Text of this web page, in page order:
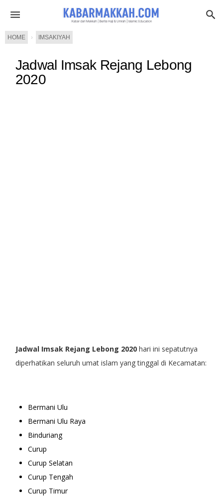
HOME › IMSAKIYAH
Jadwal Imsak Rejang Lebong
2020
Jadwal Imsak Rejang Lebong 2020hari ini sepatutnya
diperhatikan seluruh umat islam yang tinggal di Kecamatan:
Bermani Ulu
Bermani Ulu Raya
Binduriang
Curup
Curup Selatan
Curup Tengah
Curup Timur